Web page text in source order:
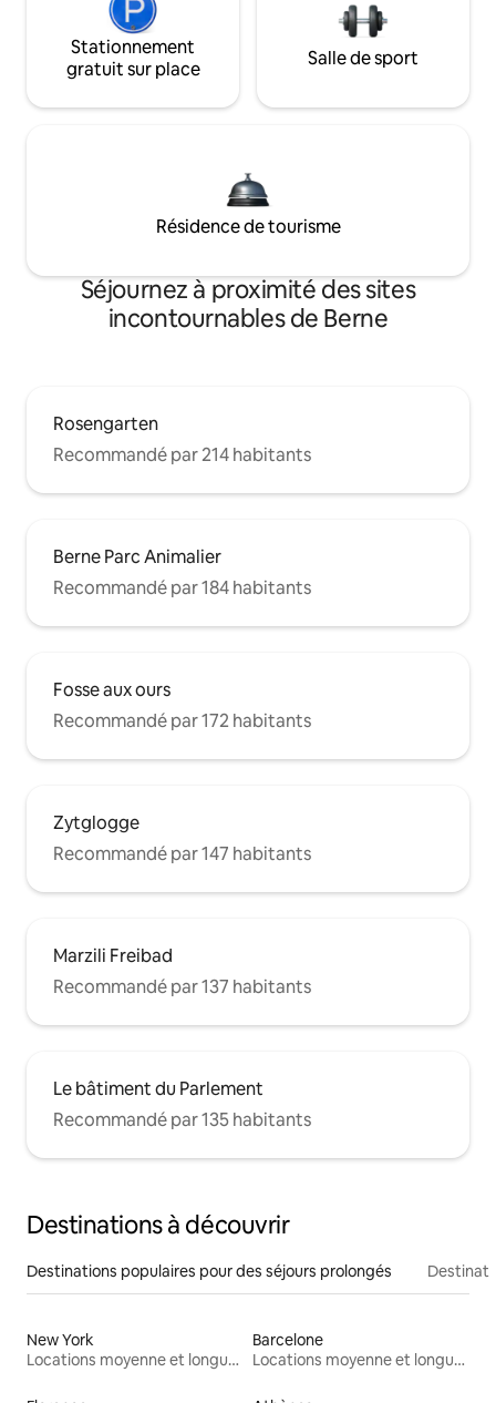
Stationnement
gratuit sur place
Salle de sport
Résidence de tourisme
Séjournez à proximité des sites
incontournables de Berne
Rosengarten
Recommandé par 214 habitants
Berne Parc Animalier
Recommandé par 184 habitants
Fosse aux ours
Recommandé par 172 habitants
Zytglogge
Recommandé par 147 habitants
Marzili Freibad
Recommandé par 137 habitants
Le bâtiment du Parlement
Recommandé par 135 habitants
Destinations à découvrir
Destinations populaires pour des séjours prolongés
New York
Locations moyenne et longue durée
Barcelone
Locations moyenne et longue durée